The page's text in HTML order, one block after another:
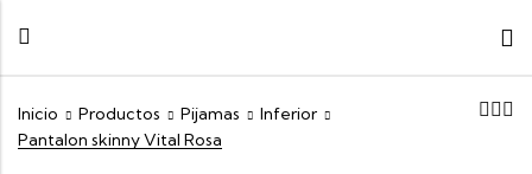
Inicio Productos Pijamas
Inferior
Pantalon skinny Vital Rosa